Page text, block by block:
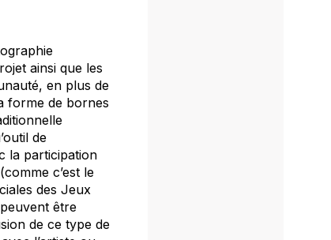
ainsi que les
en plus de
forme de bornes
de
la participation
c’est le
des Jeux
être
de ce type de